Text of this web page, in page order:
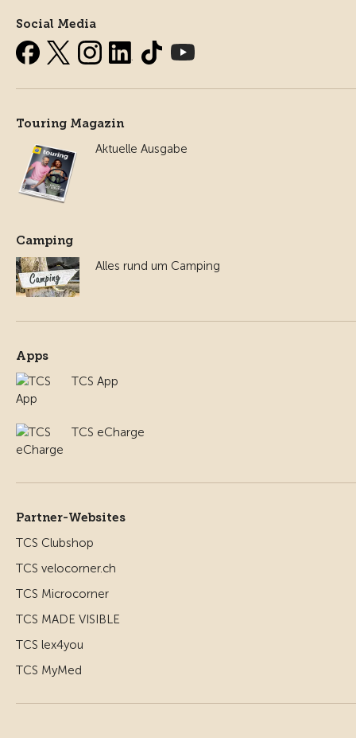
Social Media
Touring Magazin
Aktuelle Ausgabe
Camping
Alles rund um Camping
Apps
TCS App
TCS eCharge
Partner-Websites
TCS Clubshop
TCS velocorner.ch
TCS Microcorner
TCS MADE VISIBLE
TCS lex4you
TCS MyMed